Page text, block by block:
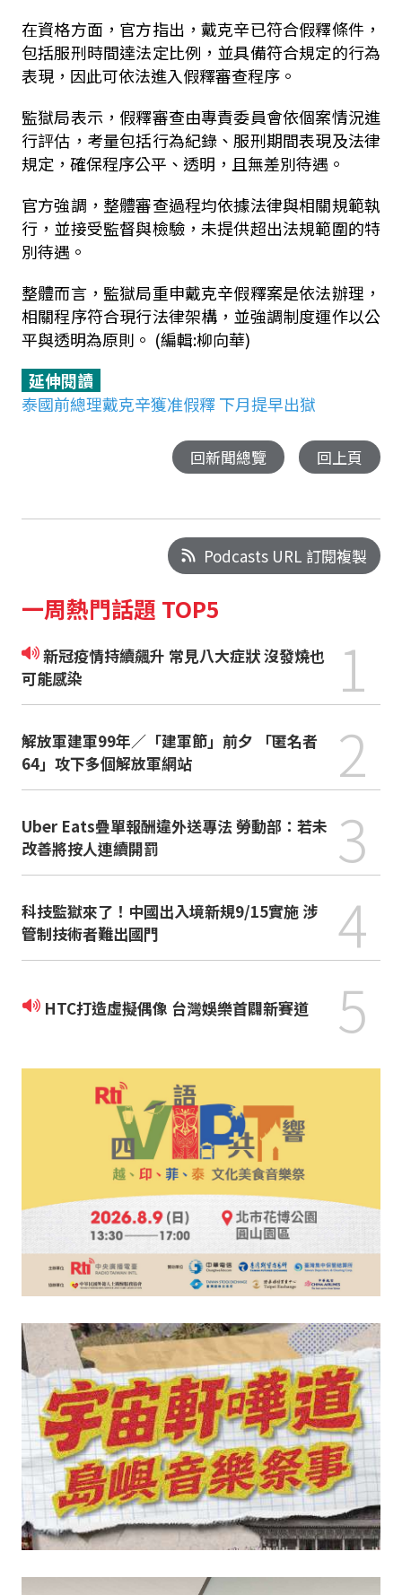
在資格方面，官方指出，戴克辛已符合假釋條件，
包括服刑時間達法定比例，並具備符合規定的行為
表現，因此可依法進入假釋審查程序。
監獄局表示，假釋審查由專責委員會依個案情況進
行評估，考量包括行為紀錄、服刑期間表現及法律
規定，確保程序公平、透明，且無差別待遇。
官方強調，整體審查過程均依據法律與相關規範執
行，並接受監督與檢驗，未提供超出法規範圍的特
別待遇。
整體而言，監獄局重申戴克辛假釋案是依法辦理，
相關程序符合現行法律架構，並強調制度運作以公
平與透明為原則。 (編輯:柳向華)
延伸閱讀
泰國前總理戴克辛獲准假釋 下月提早出獄
回新聞總覽 回上頁
Podcasts URL 訂閱複製
一周熱門話題 TOP5
新冠疫情持續飆升 常見八大症狀 沒發燒也
可能感染
1
解放軍建軍99年／「建軍節」前夕 「匿名者
64」攻下多個解放軍網站
2
Uber Eats疊單報酬違外送專法 勞動部：若未
改善將按人連續開罰
3
科技監獄來了！中國出入境新規9/15實施 涉
管制技術者難出國門
4
HTC打造虛擬偶像 台灣娛樂首闢新賽道 5